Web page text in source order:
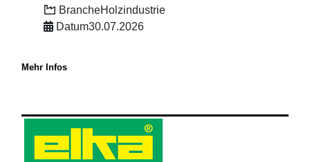
BrancheHolzindustrie
Datum30.07.2026
Mehr Infos